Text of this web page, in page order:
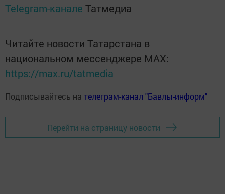
Telegram-канале Татмедиа
Читайте новости Татарстана в
национальном мессенджере MАХ:
https://max.ru/tatmedia
Подписывайтесь на телеграм-канал "Бавлы-информ"
Перейти на страницу новости